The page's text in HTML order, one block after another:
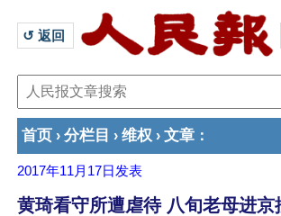
↺ 返回
首页 › 分栏目 › 维权 › 文章 ：
2017年11月17日 发表
黄琦看守所遭虐待 八旬老母进京